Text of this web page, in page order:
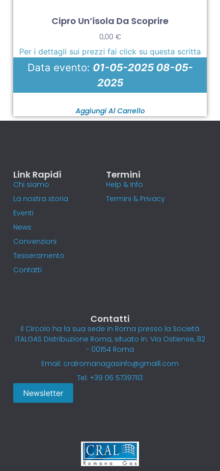
Cipro Un’isola Da Scoprire
0,00 €
Per i dettagli sui prezzi fai click su questa scritta
Data evento: 01-05-2025 08-05-
2025
Aggiungi Al Carrello
Link Rapidi
Chi siamo
La nostra storia
Eventi
News
Convenzioni
Tesseramento
Contatti
Termini
Help & Info
Termini & Privacy
Contatti
Il Circolo ha la sua sede in Roma presso la Società
ITALGAS Distribuzione Roma, situato in: Via Ostiense, 82
- 00154 Roma
Email: cralromanagasinfo@gmaill.com
Tel: +39 06 57397113
Newsletter